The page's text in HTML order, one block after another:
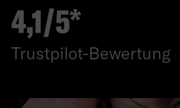
4,1/5*
Trustpilot-Bewertung